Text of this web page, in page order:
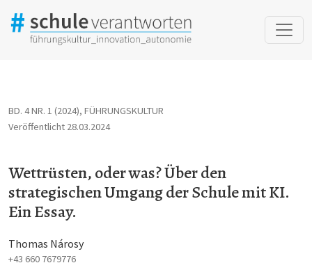
BD. 4 NR. 1 (2024), FÜHRUNGSKULTUR
Wettrüsten, oder was? Über den
strategischen Umgang der Schule mit KI.
Ein Essay.
Veröffentlicht 28.03.2024
Thomas Nárosy
+43 660 7679776